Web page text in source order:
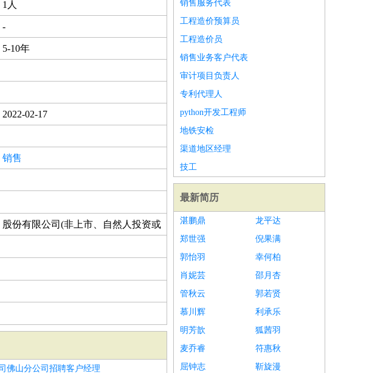
1人
-
5-10年
2022-02-17
销售
股份有限公司(非上市、自然人投资或
佛山分公司招聘客户经理
销售服务代表
工程造价预算员
工程造价员
销售业务客户代表
审计项目负责人
专利代理人
python开发工程师
地铁安检
渠道地区经理
技工
最新简历
湛鹏鼎
龙平达
郑世强
倪果满
郭怡羽
幸何柏
肖妮芸
邵月杏
管秋云
郭若贤
慕川辉
利承乐
明芳歆
狐茜羽
麦乔睿
符惠秋
屈钟志
靳旋漫